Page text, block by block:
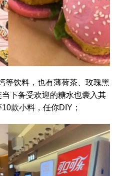
等饮料，也有薄荷茶、玫瑰黑
下备受欢迎的糖水也囊入其
款小料，任你DIY；